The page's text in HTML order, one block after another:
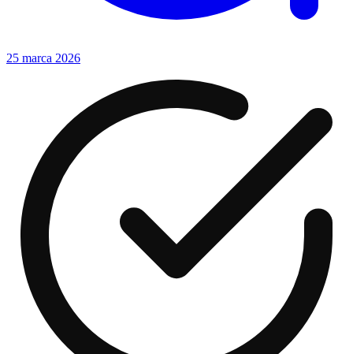
25 marca 2026